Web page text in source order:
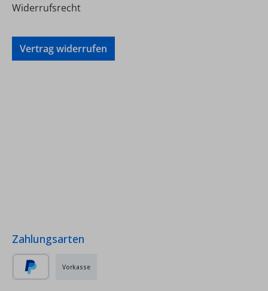
Widerrufsrecht
Vertrag widerrufen
Zahlungsarten
Vorkasse